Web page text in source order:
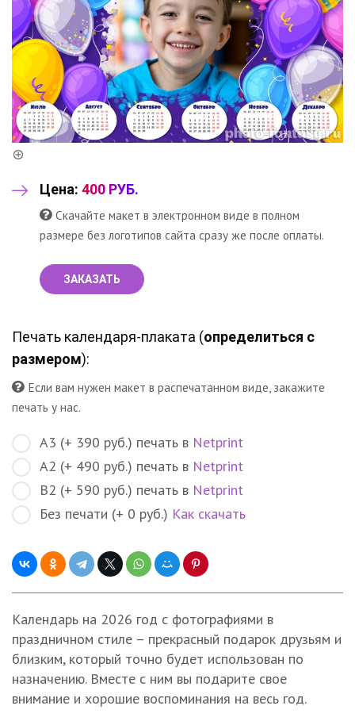
Цена: 400 РУБ.
Скачайте макет в электронном виде в полном
размере без логотипов сайта сразу же после оплаты.
ЗАКАЗАТЬ
Печать календаря-плаката (определиться с
размером):
Если вам нужен макет в распечатанном виде, закажите
печать у нас.
A3 (+ 390 руб.) печать в Netprint
А2 (+ 490 руб.) печать в Netprint
В2 (+ 590 руб.) печать в Netprint
Без печати (+ 0 руб.) Как скачать
Календарь на 2026 год с фотографиями в
праздничном стиле – прекрасный подарок друзьям и
близким, который точно будет использован по
назначению. Вместе с ним вы подарите свое
внимание и хорошие воспоминания на весь год.